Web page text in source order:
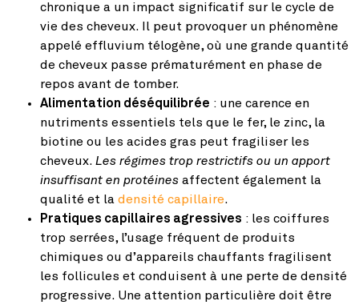
chronique a un impact significatif sur le cycle de
vie des cheveux. Il peut provoquer un phénomène
appelé effluvium télogène, où une grande quantité
de cheveux passe prématurément en phase de
repos avant de tomber.
Alimentation déséquilibrée : une carence en
nutriments essentiels tels que le fer, le zinc, la
biotine ou les acides gras peut fragiliser les
cheveux. Les régimes trop restrictifs ou un apport
insuffisant en protéines affectent également la
qualité et la densité capillaire.
Pratiques capillaires agressives : les coiffures
trop serrées, l’usage fréquent de produits
chimiques ou d’appareils chauffants fragilisent
les follicules et conduisent à une perte de densité
progressive. Une attention particulière doit être